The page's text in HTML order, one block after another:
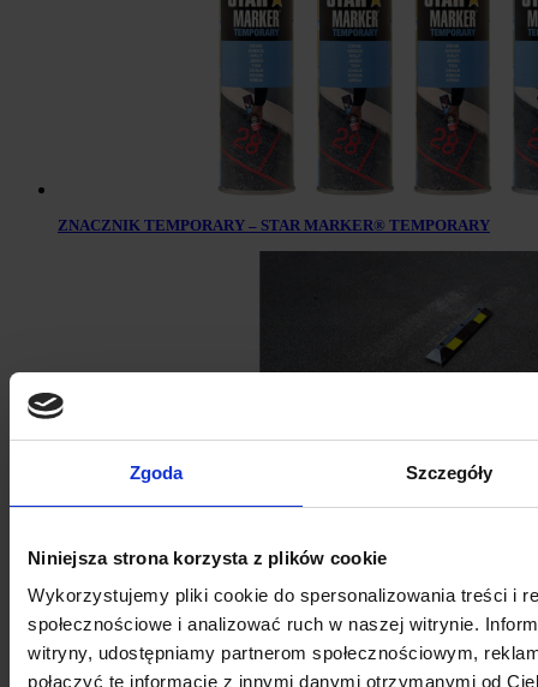
Zgoda Szczegóły
Niniejsza strona korzysta z plików cookie
Wykorzystujemy pliki cookie do spersonalizowania treści i
społecznościowe i analizować ruch w naszej witrynie.
witryny, udostępniamy partnerom społecznościowym,
połączyć te informacje z innymi danymi otrzymanymi od
ZNACZNIK TEMPORARY – STAR MARKER® TEMPORARY
Ogranicznik parkingowy 90 cm